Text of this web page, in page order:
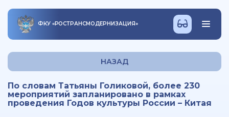
ФКУ «РОСТРАНСМОДЕРНИЗАЦИЯ»
НАЗАД
По словам Татьяны Голиковой, более 230
мероприятий запланировано в рамках
проведения Годов культуры России – Китая